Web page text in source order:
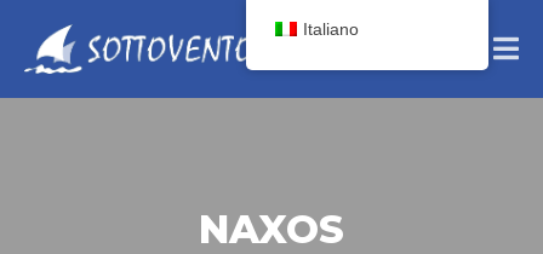
NAXOS
Italiano